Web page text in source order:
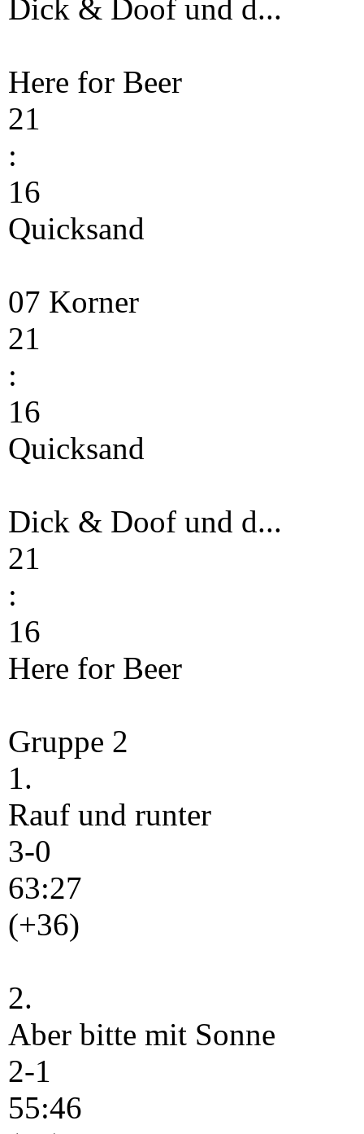
Dick & Doof und d...
Here for Beer
21
:
16
Quicksand
07 Korner
21
:
16
Quicksand
Dick & Doof und d...
21
:
16
Here for Beer
Gruppe 2
1.
Rauf und runter
3-0
63:27
(+36)
2.
Aber bitte mit Sonne
2-1
55:46